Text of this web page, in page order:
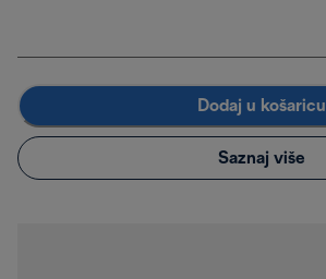
Dodaj u košaricu
Saznaj više